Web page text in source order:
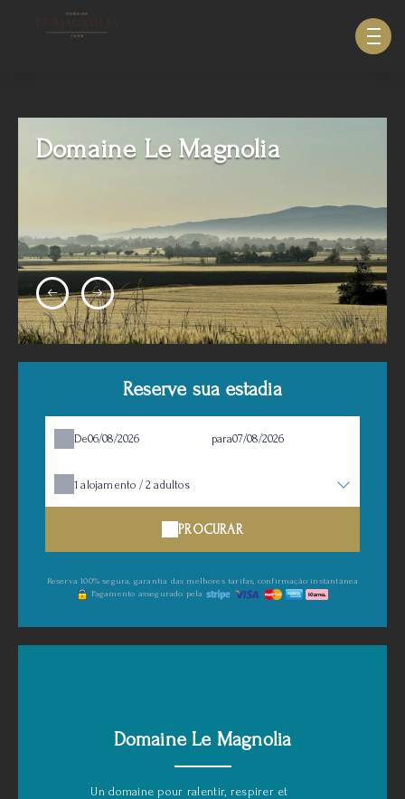
Domaine Le Magnolia
Reserve sua estadia
De para
1alojamento / 2adultos
PROCURAR
Reserva 100% segura, garantia das melhores tarifas, confirmação instantânea
Pagamento assegurado pela
Domaine Le Magnolia
Un domaine pour ralentir, respirer et